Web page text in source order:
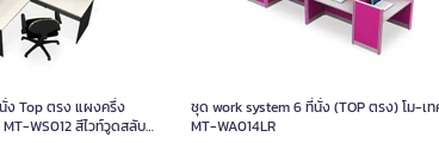
ง Top ตรง แผงครึ่ง
WS012 สีไวท์วูดสลับ
ชุด work system 6 ที่นั่ง (TOP ตรง) โม-เ
MT-WA014LR